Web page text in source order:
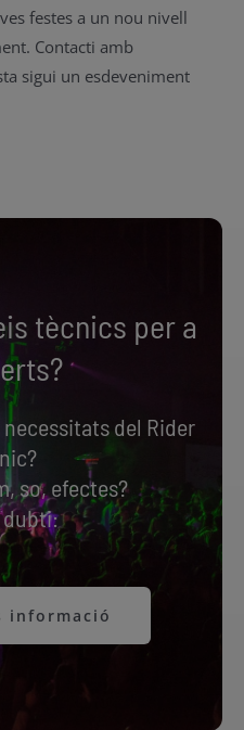
festes a un nou nivell
Contacti amb
sigui un esdeveniment
tècnics per a
del Rider
so, efectes?
dubti:
informació